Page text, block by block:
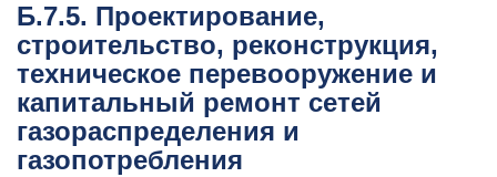
Б.7.5. Проектирование,
строительство, реконструкция,
техническое перевооружение и
капитальный ремонт сетей
газораспределения и
газопотребления